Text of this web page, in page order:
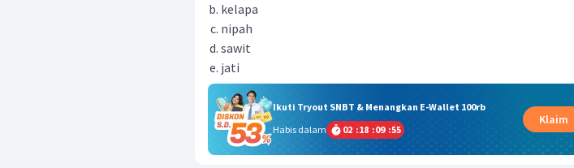
kelapa
nipah
sawit
jati
Ikuti Tryout SNBT & Menangkan E-Wallet 100rb
Habis dalam
02 :18 :09 :54
Klaim